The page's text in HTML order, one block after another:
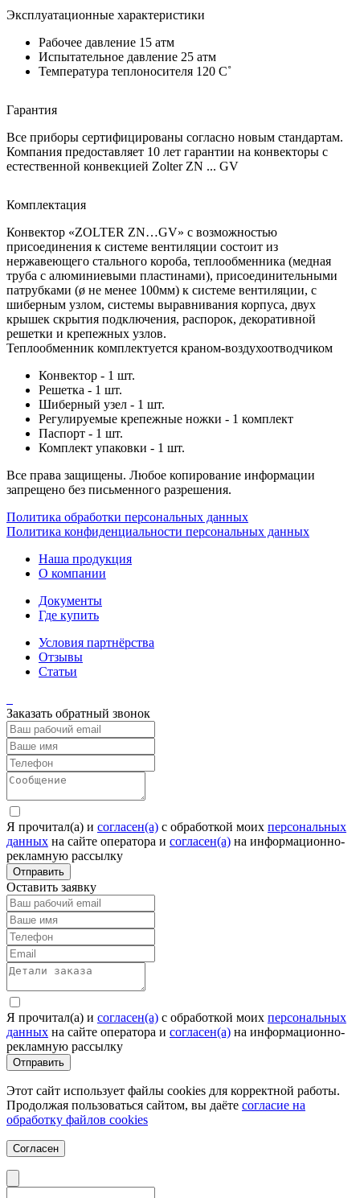
Эксплуатационные характеристики
Рабочее давление 15 атм
Испытательное давление 25 атм
Температура теплоносителя 120 C˚
Гарантия
Все приборы сертифицированы согласно новым стандартам.
Компания предоставляет 10 лет гарантии на конвекторы с
естественной конвекцией Zolter ZN ... GV
Комплектация
Конвектор «ZOLTER ZN…GV» с возможностью
присоединения к системе вентиляции состоит из
нержавеющего стального короба, теплообменника (медная
труба с алюминиевыми пластинами), присоединительными
патрубками (ø не менее 100мм) к системе вентиляции, с
шиберным узлом, системы выравнивания корпуса, двух
крышек скрытия подключения, распорок, декоративной
решетки и крепежных узлов.
Теплообменник комплектуется краном-воздухоотводчиком
Конвектор - 1 шт.
Решетка - 1 шт.
Шиберный узел - 1 шт.
Регулируемые крепежные ножки - 1 комплект
Паспорт - 1 шт.
Комплект упаковки - 1 шт.
Все права защищены. Любое копирование информации
запрещено без письменного разрешения.
Политика обработки персональных данных
Политика конфиденциальности персональных данных
Наша продукция
О компании
Документы
Где купить
Условия партнёрства
Отзывы
Статьи
Заказать обратный звонок
Я прочитал(а) и согласен(а) c обработкой моих персональных
данных на сайте оператора и согласен(а) на информационно-
рекламную рассылку
Отправить
Оставить заявку
Я прочитал(а) и согласен(а) c обработкой моих персональных
данных на сайте оператора и согласен(а) на информационно-
рекламную рассылку
Отправить
Этот сайт использует файлы cookies для корректной работы.
Продолжая пользоваться сайтом, вы даёте согласие на
обработку файлов cookies
Согласен